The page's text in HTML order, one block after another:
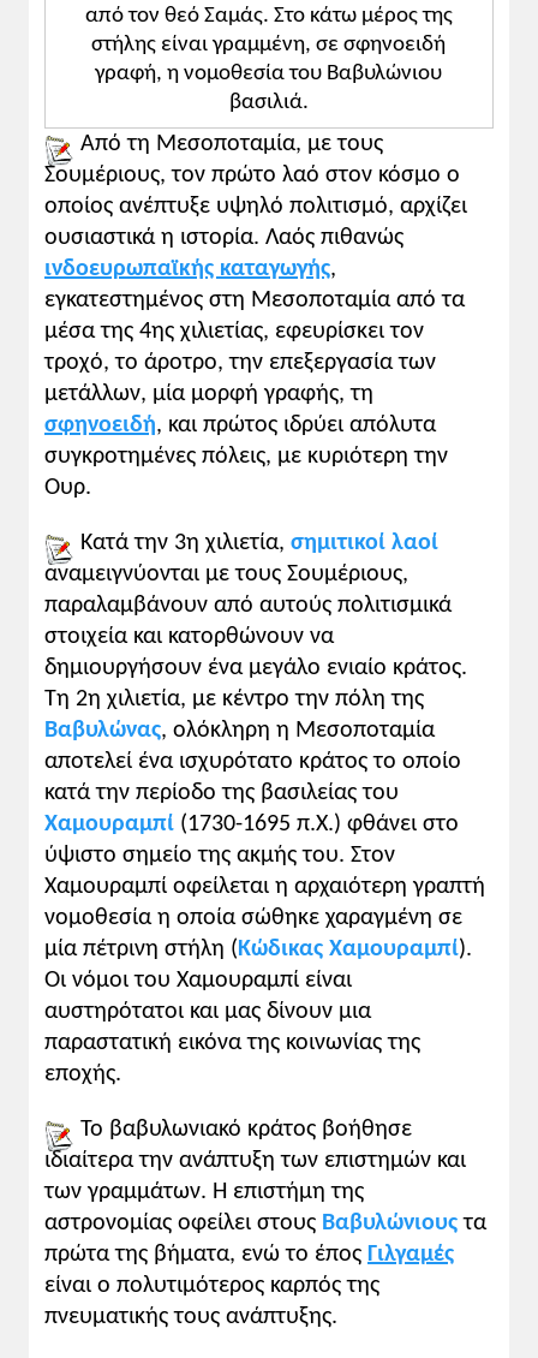
χωριό στο άλλο οι κοινωνικοί δεσμοί συ­
γκροτούνται και διατηρούνται εξ αιτίας
των δρόμων, κυρίως εξ αιτίας του ποταμού
και των διωρύγων που ανοίχτηκαν από την
αρχαϊκή εποχή και διέτρεχαν όλες τις
επαρ­χίες. Οι όνοι μεταφέρουν τα τρόφιμα
για την καθημερινή διατροφή, αλλά με τα
πλοία πραγματοποιούνται οι μεταφορές
των πολύτιμων εμπορευμάτων και των
προσώπων σε τέτοιο βαθμό ώστε «το να
μην έχεις πλοίο» ισοδυναμούσε με τη
μεγαλύτερη κα­κοτυχία. Από το
μεγαλοπρεπές βασιλικό σκάφος μέχρι την
ταπεινή ψαρόβαρκα, κάθε είδος
πλεούμενα διασχίζουν τους υδάτινους
δρόμους.
που χάραξε ο οδηγός της χώρας, βασιλιάς
ή θεός, ανάλογα με τις εποχές «Το να είσαι
στον δρόμο» ή «στο νερό» (δηλαδή στον
υδάτινο δρόμο) του ενός ή του άλλου, του
βασιλιά ή του θεού, σημαίνει ότι σέβεσαι
το δίκαιο που καθιερώθηκε και
ισχυροποιήθηκε από τον ένα ή από τον
άλλο, δίκαιο βασιλικό ή εθιμικό.»
BERNADETTE MENU, Vivre en Egypte
ancienne, Παρίσι, 1998, σσ. 19-20, μετ.
Β.Σ.
από τον θεό Σαμάς. Στο κάτω μέρος της
στήλης είναι γραμμένη, σε σφηνοειδή
γραφή, η νομοθεσία του Βαβυλώνιου
βασιλιά.
Από τη Μεσοποταμία, με τους
Σουμέριους, τον πρώτο λαό στον κόσμο ο
οποίος ανέπτυξε υψηλό πολιτισμό, αρχίζει
ουσιαστικά η ιστορία. Λαός πιθανώς
ινδοευρωπαϊκής καταγωγής,
εγκατεστημένος στη Μεσοποταμία από τα
μέσα της 4ης χιλιετίας, εφευρίσκει τον
τροχό, το άροτρο, την επεξεργασία των
μετάλλων, μία μορφή γραφής, τη
σφηνοειδή, και πρώτος ιδρύει απόλυτα
συγκροτημένες πόλεις, με κυριότερη την
Ουρ.
Κατά την 3η χιλιετία, σημιτικοί λαοί
αναμειγνύονται με τους Σουμέριους,
παραλαμβάνουν από αυτούς πολιτισμικά
στοιχεία και κατορθώνουν να
δημιουργήσουν ένα μεγάλο ενιαίο κράτος.
Τη 2η χιλιετία, με κέντρο την πόλη της
Βαβυλώνας, ολόκληρη η Μεσοποταμία
αποτελεί ένα ισχυρότατο κράτος το οποίο
κατά την περίοδο της βασιλείας του
Χαμουραμπί (1730-1695 π.Χ.) φθάνει στο
ύψιστο σημείο της ακμής του. Στον
Χαμουραμπί οφείλεται η αρχαιότερη γραπτή
νομοθεσία η οποία σώθηκε χαραγμένη σε
μία πέτρινη στήλη ( Κώδικας Χαμουραμπί).
Οι νόμοι του Χαμουραμπί είναι
αυστηρότατοι και μας δίνουν μια
παραστατική εικόνα της κοινωνίας της
εποχής.
Το βαβυλωνιακό κράτος βοήθησε
ιδιαίτερα την ανάπτυξη των επιστημών και
των γραμμάτων. Η επιστήμη της
αστρονομίας οφείλει στους Βαβυλώνιους τα
πρώτα της βήματα, ενώ το έπος Γιλγαμές
είναι ο πολυτιμότερος καρπός της
πνευματικής τους ανάπτυξης.